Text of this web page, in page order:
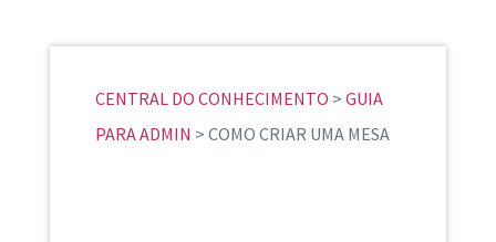
CENTRAL DO CONHECIMENTO >GUIA
PARA ADMIN > COMO CRIAR UMA MESA